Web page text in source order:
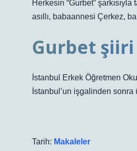
Herkesin “Gurbet”
asıllı, babaannesi Çerkez,
Gurbet şiiri
İstanbul Erkek Öğretmen
İstanbul’un işgalinden
Tarih: Makaleler